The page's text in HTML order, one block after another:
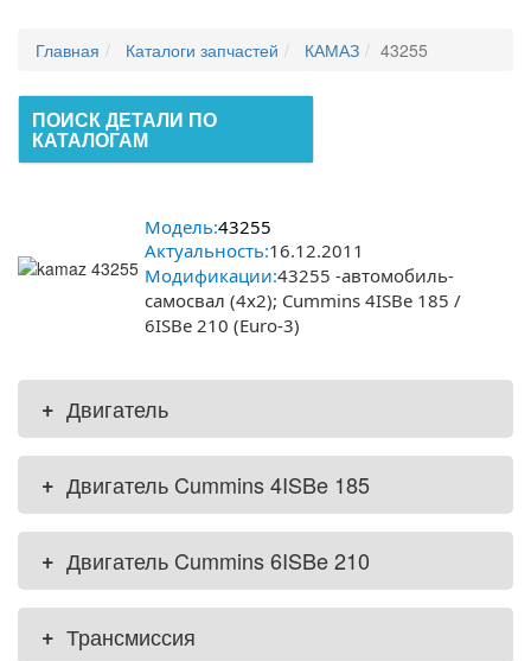
Главная Каталоги запчастей КАМАЗ 43255
ПОИСК ДЕТАЛИ ПО
КАТАЛОГАМ
Модель:43255
Актуальность:16.12.2011
Модификации:43255 -автомобиль-
самосвал (4x2); Cummins 4ISBe 185 /
6ISBe 210 (Euro-3)
+ Двигатель
+ Двигатель Cummins 4ISBe 185
+ Двигатель Cummins 6ISBe 210
+ Трансмиссия